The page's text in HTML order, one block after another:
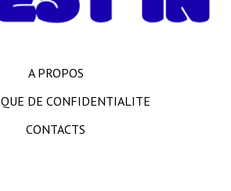
A PROPOS
DE CONFIDENTIALITE
CONTACTS